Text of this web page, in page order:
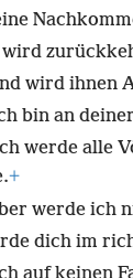
wird ihnen
bin an
werde alle
+
werde ich
dich im